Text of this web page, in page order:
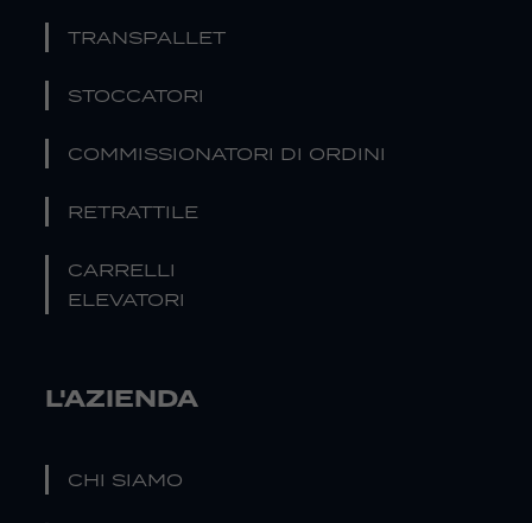
TRANSPALLET
STOCCATORI
COMMISSIONATORI DI ORDINI
RETRATTILE
CARRELLI
ELEVATORI
L'AZIENDA
CHI SIAMO